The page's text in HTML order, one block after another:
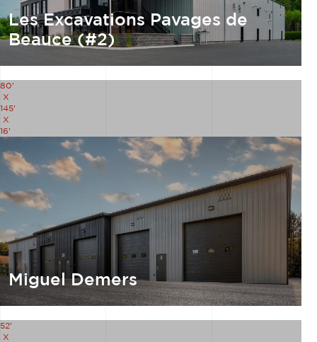
Les Excavations Pavages de
Beauce (#2)
80'
X
145'
X
16'
Miguel Demers
52'
X